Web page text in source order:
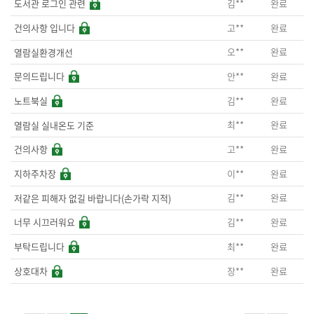
도서관 로그인 관련 김**
완료
건의사항 입니다
고**
완료
열람실환경개선
오**
완료
문의드립니다
안**
완료
노트북실
김**
완료
열람실 실내온도 기준
최**
완료
건의사항
고**
완료
지하주차장
이**
완료
저같은 피해자 없길 바랍니다(손가락 지적)
김**
완료
너무 시끄러워요
김**
완료
부탁드립니다
최**
완료
상호대차
장** 완료